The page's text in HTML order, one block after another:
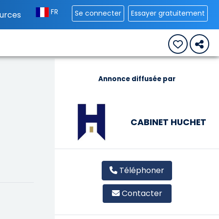
FR Se connecter Essayer gratuitement
Annonce diffusée par
CABINET HUCHET
Téléphoner
Contacter